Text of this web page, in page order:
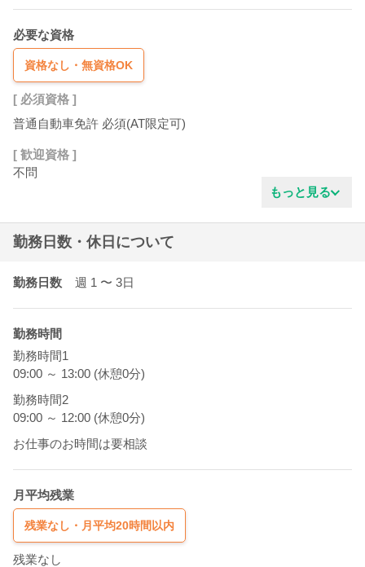
必要な資格
資格なし・無資格OK
[ 必須資格 ]
普通自動車免許 必須(AT限定可)
[ 歓迎資格 ]
不問
もっと見る
勤務日数・休日について
勤務日数 週 1 〜 3日
勤務時間
勤務時間1
09:00 ～ 13:00 (休憩0分)
勤務時間2
09:00 ～ 12:00 (休憩0分)
お仕事のお時間は要相談
月平均残業
残業なし・月平均20時間以内
残業なし